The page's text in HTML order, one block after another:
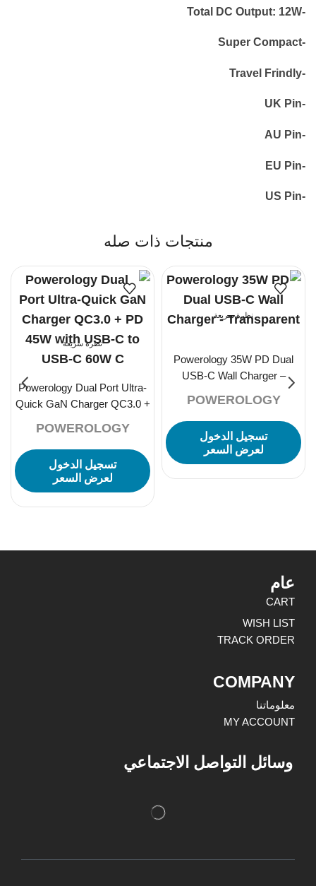
-Total DC Output: 12W
-Super Compact
-Travel Frindly
-UK Pin
-AU Pin
-EU Pin
-US Pin
منتجات ذات صله
نظرة سريعة
Powerology 35W PD Dual
USB-C Wall Charger –
POWEROLOGY
تسجيل الدخول
لعرض السعر
نظرة سريعة
Powerology Dual Port Ultra-
Quick GaN Charger QC3.0 +
POWEROLOGY
تسجيل الدخول
لعرض السعر
عام
CART
WISH LIST
TRACK ORDER
COMPANY
معلوماتنا
MY ACCOUNT
وسائل التواصل الاجتماعي